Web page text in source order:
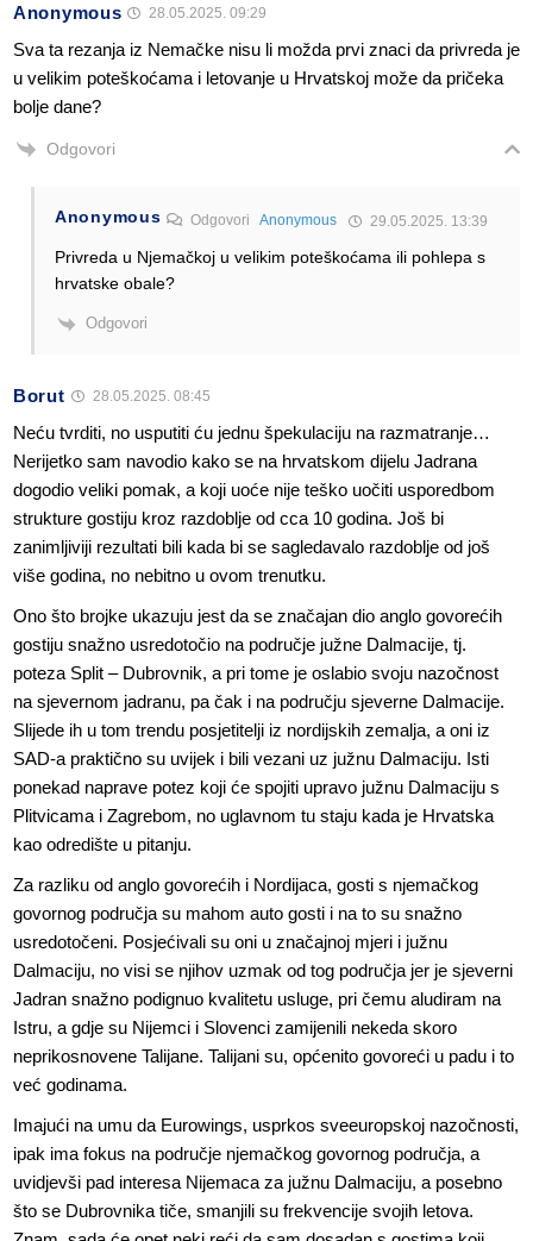
Anonymous 28.05.2025. 09:29
Sva ta rezanja iz Nemačke nisu li možda prvi znaci da privreda je
u velikim poteškoćama i letovanje u Hrvatskoj može da pričeka
bolje dane?
Odgovori
Anonymous OdgovoriAnonymous 29.05.2025. 13:39
Privreda u Njemačkoj u velikim poteškoćama ili pohlepa s
hrvatske obale?
Odgovori
Borut 28.05.2025. 08:45
Neću tvrditi, no usputiti ću jednu špekulaciju na razmatranje…
Nerijetko sam navodio kako se na hrvatskom dijelu Jadrana
dogodio veliki pomak, a koji uoće nije teško uočiti usporedbom
strukture gostiju kroz razdoblje od cca 10 godina. Još bi
zanimljiviji rezultati bili kada bi se sagledavalo razdoblje od još
više godina, no nebitno u ovom trenutku.
Ono što brojke ukazuju jest da se značajan dio anglo govorećih
gostiju snažno usredotočio na područje južne Dalmacije, tj.
poteza Split – Dubrovnik, a pri tome je oslabio svoju nazočnost
na sjevernom jadranu, pa čak i na području sjeverne Dalmacije.
Slijede ih u tom trendu posjetitelji iz nordijskih zemalja, a oni iz
SAD-a praktično su uvijek i bili vezani uz južnu Dalmaciju. Isti
ponekad naprave potez koji će spojiti upravo južnu Dalmaciju s
Plitvicama i Zagrebom, no uglavnom tu staju kada je Hrvatska
kao odredište u pitanju.
Za razliku od anglo govorećih i Nordijaca, gosti s njemačkog
govornog područja su mahom auto gosti i na to su snažno
usredotočeni. Posjećivali su oni u značajnoj mjeri i južnu
Dalmaciju, no visi se njihov uzmak od tog područja jer je sjeverni
Jadran snažno podignuo kvalitetu usluge, pri čemu aludiram na
Istru, a gdje su Nijemci i Slovenci zamijenili nekeda skoro
neprikosnovene Talijane. Talijani su, općenito govoreći u padu i to
već godinama.
Imajući na umu da Eurowings, usprkos sveeuropskoj nazočnosti,
ipak ima fokus na područje njemačkog govornog područja, a
uvidjevši pad interesa Nijemaca za južnu Dalmaciju, a posebno
što se Dubrovnika tiče, smanjili su frekvencije svojih letova.